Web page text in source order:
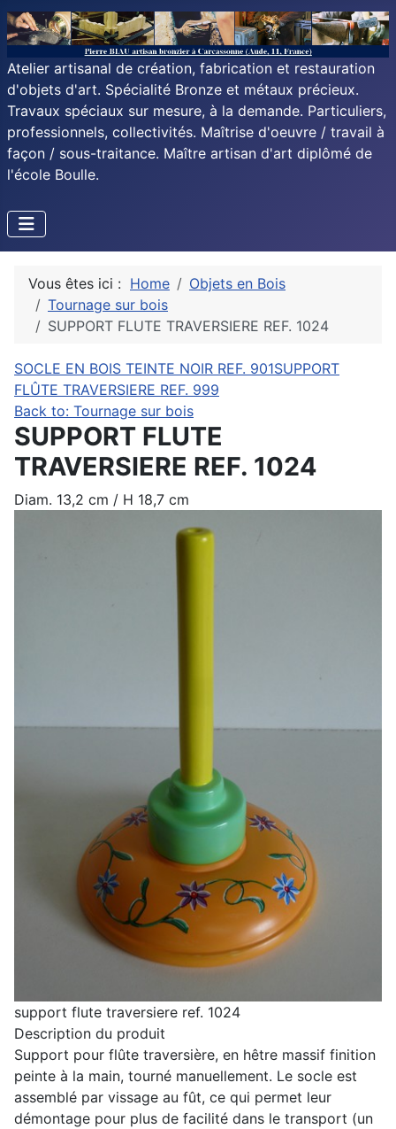
Atelier artisanal de création, fabrication et restauration
d'objets d'art. Spécialité Bronze et métaux précieux.
Travaux spéciaux sur mesure, à la demande. Particuliers,
professionnels, collectivités. Maîtrise d'oeuvre / travail à
façon / sous-traitance. Maître artisan d'art diplômé de
l'école Boulle.
Vous êtes ici : Home
Objets en Bois
Tournage sur bois
SUPPORT FLUTE TRAVERSIERE REF. 1024
SOCLE EN BOIS TEINTE NOIR REF. 901SUPPORT
FLÛTE TRAVERSIERE REF. 999
Back to: Tournage sur bois
SUPPORT FLUTE
TRAVERSIERE REF. 1024
Diam. 13,2 cm / H 18,7 cm
support flute traversiere ref. 1024
Description du produit
Support pour flûte traversière, en hêtre massif finition
peinte à la main, tourné manuellement. Le socle est
assemblé par vissage au fût, ce qui permet leur
démontage pour plus de facilité dans le transport (un